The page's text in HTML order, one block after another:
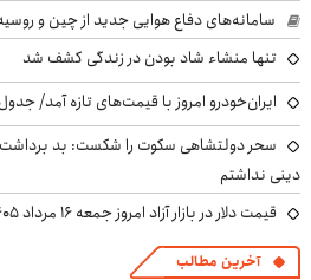
سامانه‌های دفاع هوایی جدید از چین و
تنها منشاء شاد بودن در زندگی کشف شد
ایران‌خودرو امروز با قیمت‌های تازه آمد/ جدول جمعه ۱۶
سحر دولتشاهی سکوت را شکست: بد برداشت
دینی نداشتم
قیمت دلار در بازار آزاد امروز جمعه ۱۶ مرداد ۱۴۰۵/ قیمت‌ها ریخت؟ +جدول
آخرین مطالب